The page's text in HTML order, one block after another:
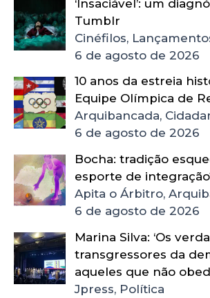
‘Insaciável’: um
Tumblr
Cinéfilos,
6 de agosto de 2026
10 anos da estreia
Equipe Olímpica de
Arquibancada,
6 de agosto de 2026
Bocha: tradição
esporte de
Apita o Árbitro,
6 de agosto de 2026
Marina Silva: ‘Os
transgressores da
aqueles que não
Jpress, Política